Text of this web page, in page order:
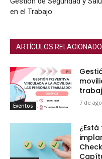
en el Trabajo
ARTÍCULOS
Eventos 7 de